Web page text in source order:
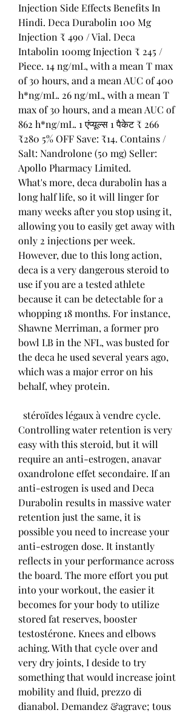
Injection Side Effects Benefits In
Hindi. Deca Durabolin 100 Mg
Injection ₹ 490 / Vial. Deca
Intabolin 100mg Injection ₹ 245 /
Piece. 14 ng/mL, with a mean T max
of 30 hours, and a mean AUC of 400
h*ng/mL. 26 ng/mL, with a mean T
max of 30 hours, and a mean AUC of
862 h*ng/mL. 1 एंप्यूल्स 1 पैकेट ₹ 266
₹280 5% OFF Save: ₹14. Contains /
Salt: Nandrolone (50 mg) Seller:
Apollo Pharmacy Limited.
What's more, deca durabolin has a
long half life, so it will linger for
many weeks after you stop using it,
allowing you to easily get away with
only 2 injections per week.
However, due to this long action,
deca is a very dangerous steroid to
use if you are a tested athlete
because it can be detectable for a
whopping 18 months. For instance,
Shawne Merriman, a former pro
bowl LB in the NFL, was busted for
the deca he used several years ago,
which was a major error on his
behalf, whey protein.
  stéroïdes légaux à vendre cycle.
Controlling water retention is very
easy with this steroid, but it will
require an anti-estrogen, anavar
oxandrolone effet secondaire. If an
anti-estrogen is used and Deca
Durabolin results in massive water
retention just the same, it is
possible you need to increase your
anti-estrogen dose. It instantly
reflects in your performance across
the board. The more effort you put
into your workout, the easier it
becomes for your body to utilize
stored fat reserves, booster
testostérone. Knees and elbows
aching. With that cycle over and
very dry joints, I deside to try
something that would increase joint
mobility and fluid, prezzo di
dianabol. Demandez &agrave; tous